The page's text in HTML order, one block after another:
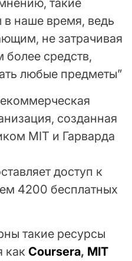
наше время, ведь
не затрачивая
более средств,
любые предметы”
созданная
MIT и Гарварда
доступ к
4200 бесплатных
такие ресурсы
как Coursera, MIT